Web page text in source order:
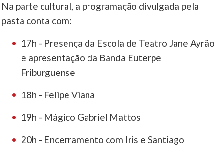
Na parte cultural, a programação divulgada pela
pasta conta com:
17h - Presença da Escola de Teatro Jane Ayrão
e apresentação da Banda Euterpe
Friburguense
18h - Felipe Viana
19h - Mágico Gabriel Mattos
20h - Encerramento com Iris e Santiago